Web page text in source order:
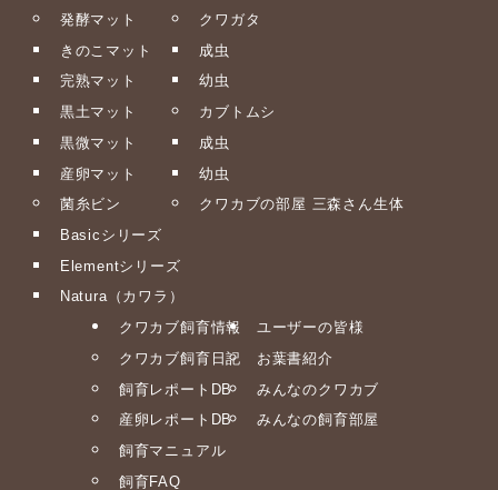
発酵マット
きのこマット
完熟マット
黒土マット
黒微マット
産卵マット
菌糸ビン
Basicシリーズ
Elementシリーズ
Natura（カワラ）
クワガタ
成虫
幼虫
カブトムシ
成虫
幼虫
クワカブの部屋 三森さん生体
クワカブ飼育情報
クワカブ飼育日記
飼育レポートDB
産卵レポートDB
飼育マニュアル
飼育FAQ
ユーザーの皆様
お葉書紹介
みんなのクワカブ
みんなの飼育部屋